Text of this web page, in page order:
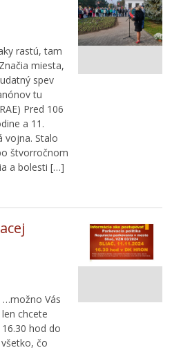
rastú, tam
miesta,
spev
tu
Pred 106
a 11.
vojna. Stalo
štvorročnom
a bolesti […]
…možno Vás
chcete
hod do
čo